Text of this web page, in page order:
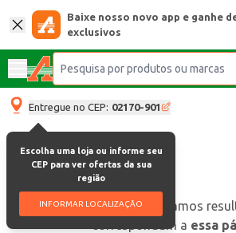
Baixe nosso novo app e ganhe
exclusivos
Entregue no CEP: 02170-901
Escolha uma loja ou informe seu
CEP para ver ofertas da sua
região
INFORMAR LOCALIZAÇÃO
oops, não encontramos
correspondam a essa